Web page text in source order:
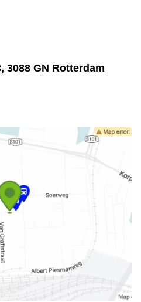
3088 GN Rotterdam